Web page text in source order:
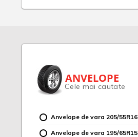
ANVELOPE
Cele mai cautate
Anvelope de vara 205/55R16
Anvelope de vara 195/65R15